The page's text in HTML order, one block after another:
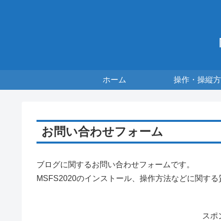
ホーム 操作・操縦
お問い合わせフォーム
ブログに関するお問い合わせフォームです。
MSFS2020のインストール、操作方法などに関す
スポ